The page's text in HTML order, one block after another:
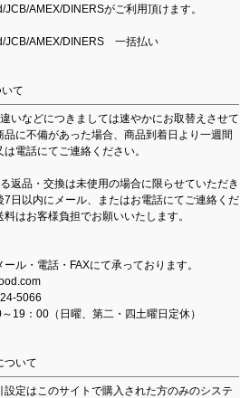
AMEX/DINERSがご利用頂けます。
JCB/AMEX/DINERS 一括払い
て
いなどにつきましては速やかにお取替えさせて
品に不備があった場合、商品到着日より一週間
電話にてご連絡ください。
返品・交換は未使用の場合に限らせていただき
7日以内にメール、またはお電話にてご連絡くだ
はお客様負担でお願いいたします。
ル・電話・FAXにて承っております。
5066
19：00（日曜、第二・四土曜日定休）
ついて
設定はこのサイトで購入された方のみのシステ